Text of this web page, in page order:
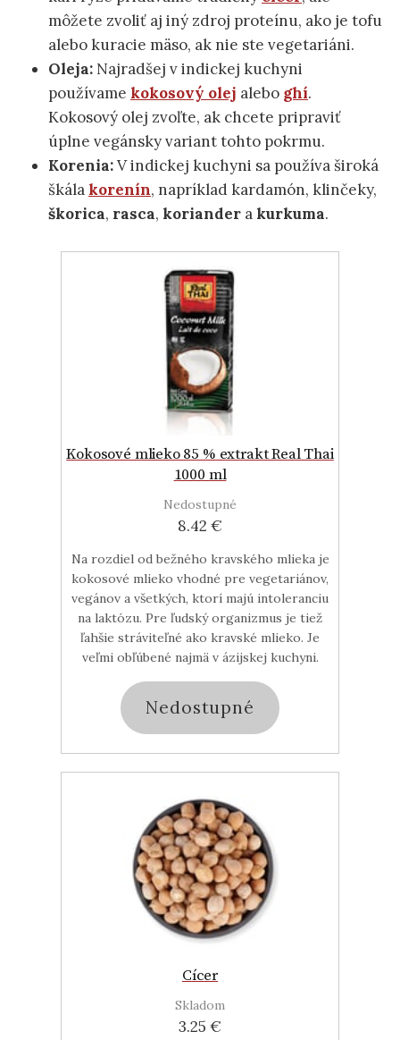
môžete zvoliť aj iný zdroj proteínu, ako je tofu
alebo kuracie mäso, ak nie ste vegetariáni.
Oleja: Najradšej v indickej kuchyni
používame kokosový olej alebo ghí.
Kokosový olej zvoľte, ak chcete pripraviť
úplne vegánsky variant tohto pokrmu.
Korenia:V indickej kuchyni sa používa široká
škála korenín, napríklad kardamón, klinčeky,
škorica, rasca, koriander a kurkuma.
Kokosové mlieko 85 % extrakt Real Thai
1000 ml
Nedostupné
8.42 €
Na rozdiel od bežného kravského mlieka je
kokosové mlieko vhodné pre vegetariánov,
vegánov a všetkých, ktorí majú intoleranciu
na laktózu. Pre ľudský organizmus je tiež
ľahšie stráviteľné ako kravské mlieko. Je
veľmi obľúbené najmä v ázijskej kuchyni.
Nedostupné
Cícer
Skladom
3.25 €